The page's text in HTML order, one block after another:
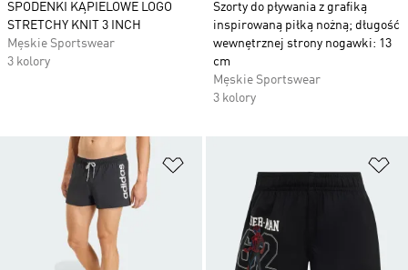
SPODENKI KĄPIELOWE LOGO
STRETCHY KNIT 3 INCH
Męskie Sportswear
3 kolory
Szorty do pływania z grafiką
inspirowaną piłką nożną; długość
wewnętrznej strony nogawki: 13
cm
Męskie Sportswear
3 kolory